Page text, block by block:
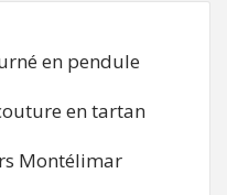
en pendule
en tartan
Montélimar